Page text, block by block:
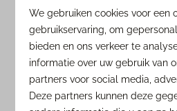
Midden in natuur
UNIEK ⭐️🌳
We gebruiken cookies voor een
gebruikservaring, om
bieden en ons verkeer te
informatie over uw gebruik van
partners voor social media,
Deze partners kunnen deze